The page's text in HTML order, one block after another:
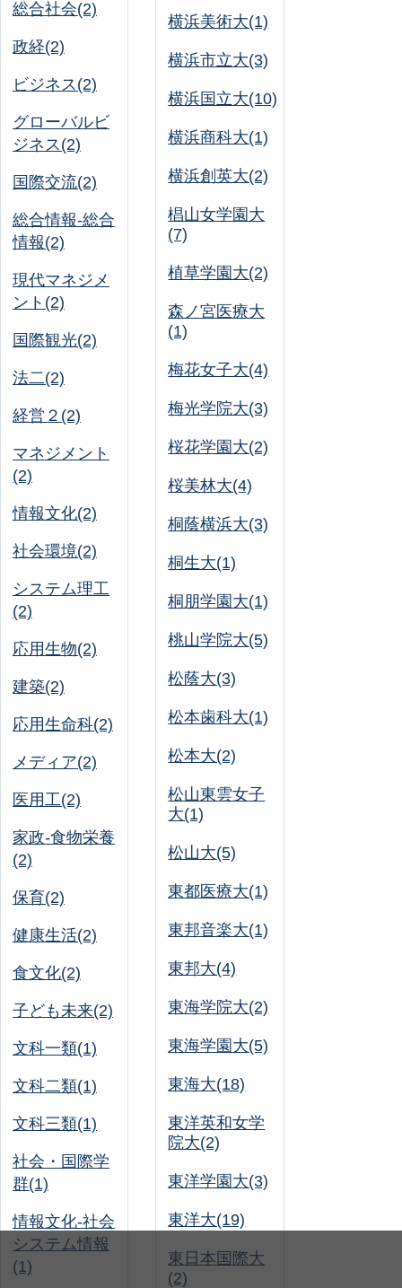
総合社会(2)
政経(2)
ビジネス(2)
グローバルビ
ジネス(2)
国際交流(2)
総合情報-総合
情報(2)
現代マネジメ
ント(2)
国際観光(2)
法二(2)
経営２(2)
マネジメント
(2)
情報文化(2)
社会環境(2)
システム理工
(2)
応用生物(2)
建築(2)
応用生命科(2)
メディア(2)
医用工(2)
家政-食物栄養
(2)
保育(2)
健康生活(2)
食文化(2)
子ども未来(2)
文科一類(1)
文科二類(1)
文科三類(1)
社会・国際学
群(1)
情報文化-社会
システム情報
(1)
横浜美術大(1)
横浜市立大(3)
横浜国立大(10)
横浜商科大(1)
横浜創英大(2)
椙山女学園大
(7)
植草学園大(2)
森ノ宮医療大
(1)
梅花女子大(4)
梅光学院大(3)
桜花学園大(2)
桜美林大(4)
桐蔭横浜大(3)
桐生大(1)
桐朋学園大(1)
桃山学院大(5)
松蔭大(3)
松本歯科大(1)
松本大(2)
松山東雲女子
大(1)
松山大(5)
東都医療大(1)
東邦音楽大(1)
東邦大(4)
東海学院大(2)
東海学園大(5)
東海大(18)
東洋英和女学
院大(2)
東洋学園大(3)
東洋大(19)
東日本国際大
(2)